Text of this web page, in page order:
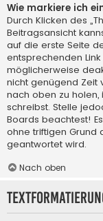
Wie markiere ich
Durch Klicken des
Beitragsansicht
auf die erste Seite
entsprechenden
möglicherweise
nicht genügend Zeit
nach oben zu
schreibst. Stelle
Boards beachtest!
ohne triftigen Grund
geantwortet wird.
Nach oben